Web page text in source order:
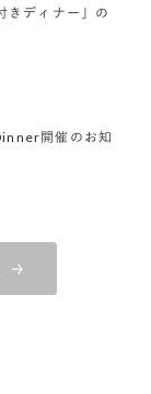
きディナー」の
開催のお知